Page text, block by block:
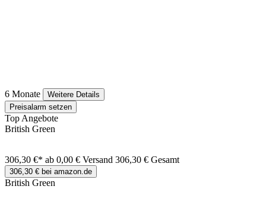
6 Monate
Weitere Details
Preisalarm setzen
Top Angebote
British Green
306,30 €* ab 0,00 € Versand 306,30 € Gesamt
306,30 € bei amazon.de
British Green